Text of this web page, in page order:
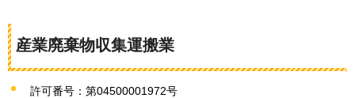
産業廃棄物収集運搬業
許可番号：第04500001972号